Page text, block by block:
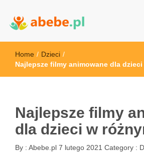
Abebe
Home / Dzieci /
Najlepsze filmy animowane dla
Najlepsze filmy
dla dzieci w
By : Abebe.pl 7 lutego 2021 Category :